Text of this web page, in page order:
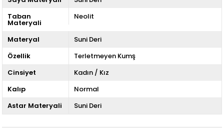
Taban
Materyali
Neolit
Materyal
Suni Deri
Özellik
Terletmeyen Kumş
Cinsiyet
Kadın / Kız
Kalıp
Normal
Astar Materyali
Suni Deri